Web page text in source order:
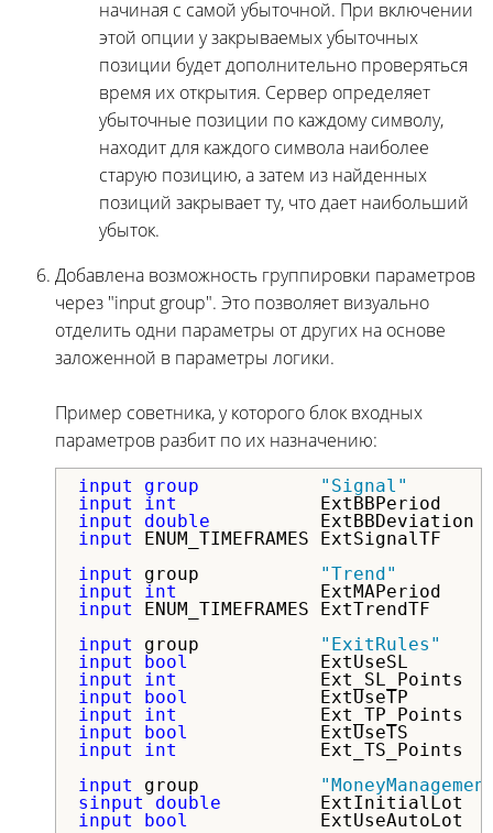
начиная с самой убыточной. При включении
этой опции у закрываемых убыточных
позиции будет дополнительно проверяться
время их открытия. Сервер определяет
убыточные позиции по каждому символу,
находит для каждого символа наиболее
старую позицию, а затем из найденных
позиций закрывает ту, что дает наибольший
убыток.
Добавлена возможность группировки параметров
через "input group". Это позволяет визуально
отделить одни параметры от других на основе
заложенной в параметры логики.
Пример советника, у которого блок входных
параметров разбит по их назначению:
input group
input
int
ExtBBPeriod
input
double ExtBBDeviation
input
ENUM_TIMEFRAMES ExtSignalTF
input
group
"Trend"
input
int
ExtMAPeriod
input
ENUM_TIMEFRAMES ExtTrendTF
input
group
"ExitRules"
input
bool
ExtUseSL
input
int
Ext_SL_Points
input
bool
ExtUseTP
input
int
Ext_TP_Points
input
bool
ExtUseTS
input
int
Ext_TS_Points
input
group
sinput
double ExtInitialLot
input
bool